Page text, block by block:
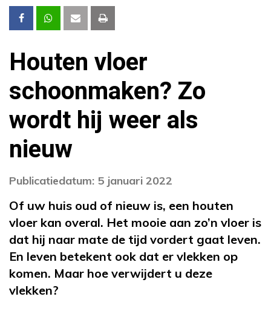
Houten vloer
schoonmaken? Zo
wordt hij weer als
nieuw
Publicatiedatum: 5 januari 2022
Of uw huis oud of nieuw is, een houten
vloer kan overal. Het mooie aan zo’n vloer is
dat hij naar mate de tijd vordert gaat leven.
En leven betekent ook dat er vlekken op
komen. Maar hoe verwijdert u deze
vlekken?